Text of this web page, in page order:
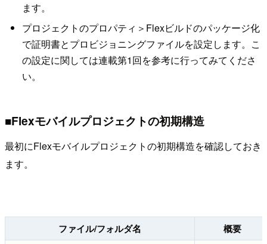
ます。
プロジェクトのプロパティ＞Flexビルドのパッケージ化
で証明書とプロビジョニングファイルを設定します。こ
の設定に関しては連載第1回を参考に行ってみてくださ
い。
■Flexモバイルプロジェクトの初期構造
最初にFlexモバイルプロジェクトの初期構造を確認しておき
ます。
ファイル/フォルダ名 概要